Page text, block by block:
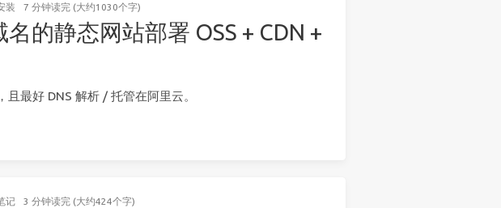
装 7 分钟读完 (大约1030个字)
的静态网站部署 OSS + CDN +
最好 DNS 解析 / 托管在阿里云。
记 3 分钟读完 (大约424个字)